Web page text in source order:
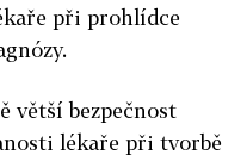
při prohlídce
větší bezpečnost
lékaře při tvorbě